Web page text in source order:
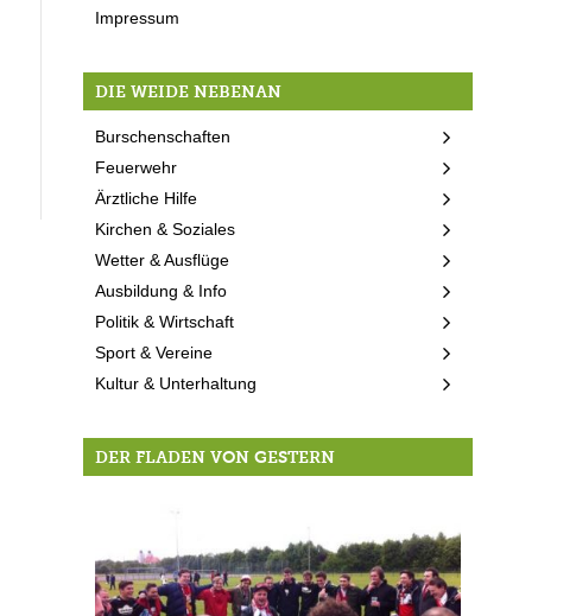
Impressum
DIE WEIDE NEBENAN
Burschenschaften
Feuerwehr
Ärztliche Hilfe
Kirchen & Soziales
Wetter & Ausflüge
Ausbildung & Info
Politik & Wirtschaft
Sport & Vereine
Kultur & Unterhaltung
DER FLADEN VON GESTERN